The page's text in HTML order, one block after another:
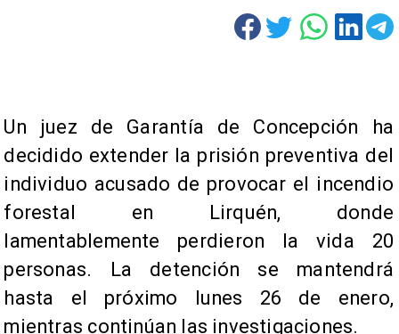
Un juez de Garantía de Concepción ha
decidido extender la prisión preventiva del
individuo acusado de provocar el incendio
forestal en Lirquén, donde
lamentablemente perdieron la vida 20
personas. La detención se mantendrá
hasta el próximo lunes 26 de enero,
mientras continúan las investigaciones.